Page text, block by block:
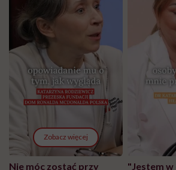
Zobacz więcej
Nie móc zostać przy "Jestem w